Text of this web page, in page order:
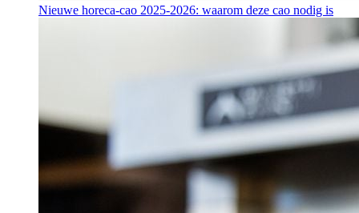
Nieuwe horeca-cao 2025-2026: waarom deze cao nodig is